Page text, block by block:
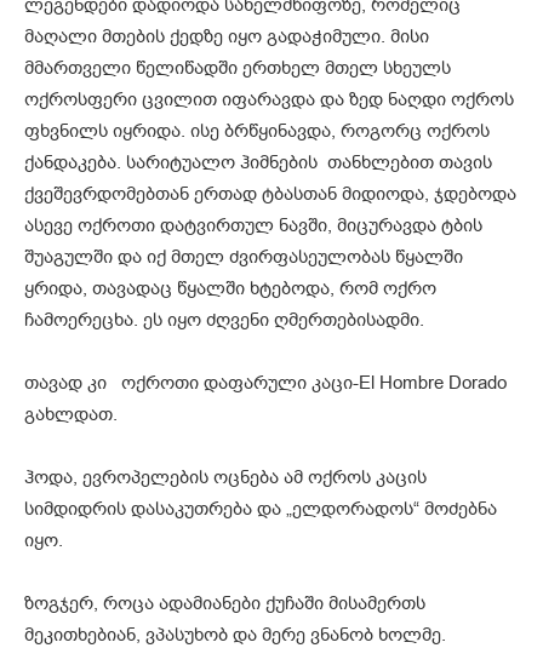
მაღალი მთების ქედზე იყო გადაჭიმული. მისი
მმართველი წელიწადში ერთხელ მთელ სხეულს
ოქროსფერი ცვილით იფარავდა და ზედ ნაღდი ოქროს
ფხვნილს იყრიდა. ისე ბრწყინავდა, როგორც ოქროს
ქანდაკება. სარიტუალო ჰიმნების თანხლებით თავის
ქვეშევრდომებთან ერთად ტბასთან მიდიოდა, ჯდებოდა
ასევე ოქროთი დატვირთულ ნავში, მიცურავდა ტბის
შუაგულში და იქ მთელ ძვირფასეულობას წყალში
ყრიდა, თავადაც წყალში ხტებოდა, რომ ოქრო
ჩამოერეცხა. ეს იყო ძღვენი ღმერთებისადმი.
თავად კი ოქროთი დაფარული კაცი-El Hombre Dorado
გახლდათ.
ჰოდა, ევროპელების ოცნება ამ ოქროს კაცის
სიმდიდრის დასაკუთრება და „ელდორადოს“ მოძებნა
იყო.
ზოგჯერ, როცა ადამიანები ქუჩაში მისამერთს
მეკითხებიან, ვპასუხობ და მერე ვნანობ ხოლმე.